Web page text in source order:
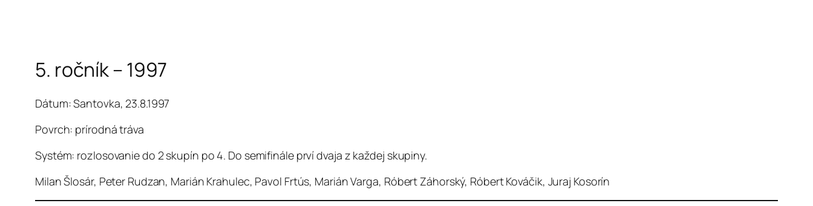
5. ročník – 1997
Dátum: Santovka, 23.8.1997
Povrch: prírodná tráva
Systém: rozlosovanie do 2 skupín po 4. Do semifinále prví dvaja z každej skupiny.
Milan Šlosár, Peter Rudzan, Marián Krahulec, Pavol Frtús, Marián Varga, Róbert Záhorský, Róbert Kováčik, Juraj Kosorín